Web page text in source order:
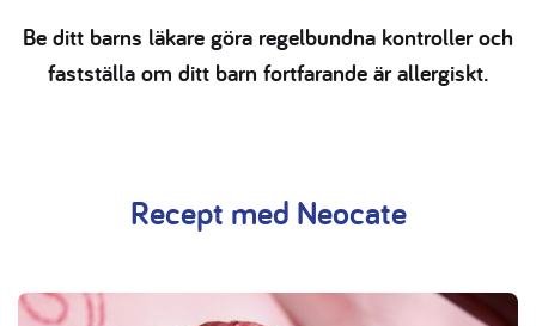
Be ditt barns läkare göra regelbundna kontroller och
fastställa om ditt barn fortfarande är allergiskt.
Recept med Neocate